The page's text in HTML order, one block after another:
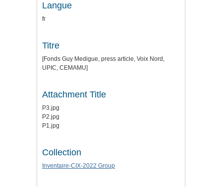
Langue
fr
Titre
[Fonds Guy Medigue, press article, Voix Nord,
UPIC, CEMAMU]
Attachment Title
P3.jpg
P2.jpg
P1.jpg
Collection
Inventaire-CIX-2022 Group